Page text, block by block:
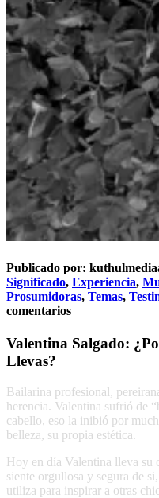
Publicado por:
Significado, Experiencia,
Prosumidoras, Temas,
comentarios
Valentina Salgado:
Llevas?
Bailarina profesional,
herencia. Valentina sufrió de
cabello, eso la inibió por
belleza, su propia estética.
Hoy en día Valentina lleva su
siente orgullosa y segura de
utiliza para inspirar a otras